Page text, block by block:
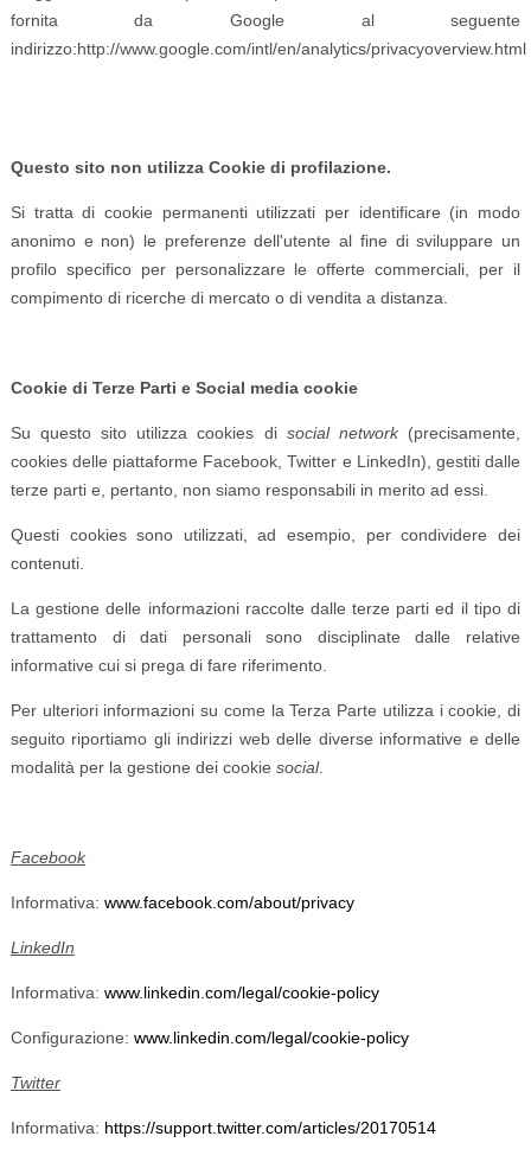
fornita da Google al seguente
indirizzo:http://www.google.com/intl/en/analytics/privacyoverview.html
Questo sito non utilizza Cookie di profilazione.
Si tratta di cookie permanenti utilizzati per identificare (in modo
anonimo e non) le preferenze dell'utente al fine di sviluppare un
profilo specifico per personalizzare le offerte commerciali, per il
compimento di ricerche di mercato o di vendita a distanza.
Cookie di Terze Parti e Social media cookie
Su questo sito utilizza cookies di social network(precisamente,
cookies delle piattaforme Facebook, Twitter e LinkedIn), gestiti dalle
terze parti e, pertanto, non siamo responsabili in merito ad essi.
Questi cookies sono utilizzati, ad esempio, per condividere dei
contenuti.
La gestione delle informazioni raccolte dalle terze parti ed il tipo di
trattamento di dati personali sono disciplinate dalle relative
informative cui si prega di fare riferimento.
Per ulteriori informazioni su come la Terza Parte utilizza i cookie, di
seguito riportiamo gli indirizzi web delle diverse informative e delle
modalità per la gestione dei cookie social.
Facebook
Informativa: www.facebook.com/about/privacy
LinkedIn
Informativa: www.linkedin.com/legal/cookie-policy
Configurazione: www.linkedin.com/legal/cookie-policy
Twitter
Informativa: https://support.twitter.com/articles/20170514